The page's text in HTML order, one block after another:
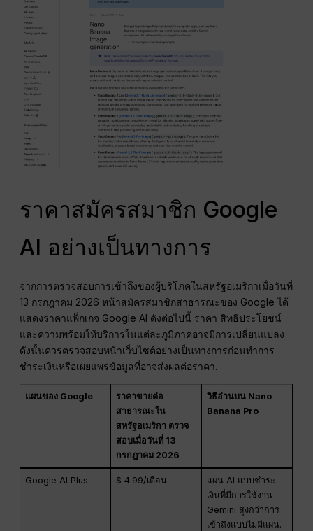
ราคาสมัครสมาชิก Google
AI อย่างเป็นทางการ
จากการตรวจสอบการเข้าถึงของผู้บริโภคในสหรัฐอเมริกาเมื่อวันที่
13 กรกฎาคม 2026 หน้าสมัครสมาชิกสาธารณะของ Google ได้
แสดงราคาแพ็กเกจ Google AI ดังต่อไปนี้ ราคา สิทธิประโยชน์
และความพร้อมให้บริการในแต่ละภูมิภาคอาจมีการเปลี่ยนแปลง
ดังนั้นควรตรวจสอบหน้าเว็บไซต์อย่างเป็นทางการก่อนทำการ
ชำระเงินหรือเผยแพร่ข้อมูลที่อาจส่งผลต่อราคา.
แผนของ Google
ราคาขายต่อ
สาธารณะใน
สหรัฐอเมริกา ตรวจ
สอบเมื่อวันที่ 13
กรกฎาคม 2026
วิธีอ่านบน Nano
Banana Pro
Google AI Plus $ 4.99/เดือน
แผน AI แบบชำระ
เงินที่มีการใช้งาน
Gemini สูงกว่าการ
เข้าถึงแบบไม่มีแผน.